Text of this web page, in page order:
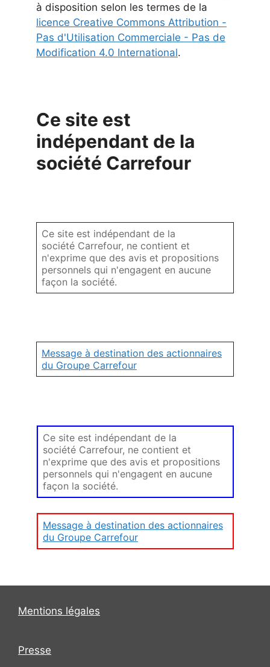
à disposition selon les termes de la
licence Creative Commons Attribution -
Pas d'Utilisation Commerciale - Pas de
Modification 4.0 International.
Ce site est
indépendant de la
société Carrefour
Ce site est indépendant de la
société Carrefour, ne contient et
n'exprime que des avis et propositions
personnels qui n'engagent en aucune
façon la société.
Message à destination des actionnaires
du Groupe Carrefour
Ce site est indépendant de la
société Carrefour, ne contient et
n'exprime que des avis et propositions
personnels qui n'engagent en aucune
façon la société.
Message à destination des actionnaires
du Groupe Carrefour
Mentions légales
Presse